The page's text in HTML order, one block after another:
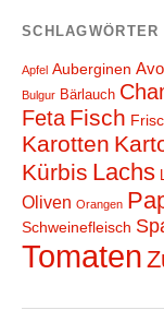
SCHLAGWÖRTER
Apfel Auberginen
Bulgur Bärlauch
Feta Fisch
Karotten
Kürbis Lachs
Oliven Orangen
Schweinefleisch
Tomaten